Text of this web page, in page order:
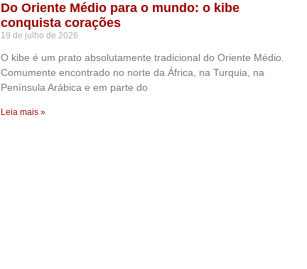
Do Oriente Médio para o mundo: o kibe
conquista corações
19 de julho de 2026
O kibe é um prato absolutamente tradicional do Oriente Médio.
Comumente encontrado no norte da África, na Turquia, na
Península Arábica e em parte do
Leia mais »